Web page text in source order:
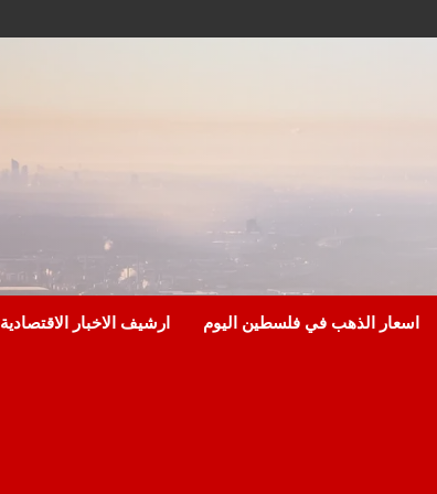
اسعار الذهب في فلسطين اليوم ارشيف الاخبار الاقتصادية